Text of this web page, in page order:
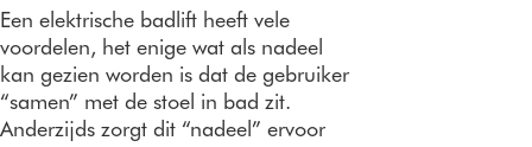
Een elektrische badlift heeft vele
voordelen, het enige wat als nadeel
kan gezien worden is dat de gebruiker
“samen” met de stoel in bad zit.
Anderzijds zorgt dit “nadeel” ervoor